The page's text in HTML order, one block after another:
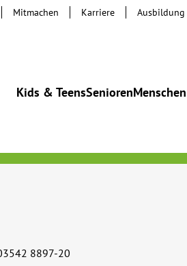
Kids & TeensSenioren
Mitmachen Karriere Ausbildung
8897-20